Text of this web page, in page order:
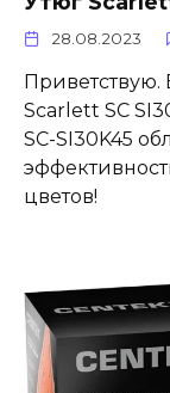
28.08.2023
Приветствую.
Scarlett SC
SC-SI30K45
цветов!